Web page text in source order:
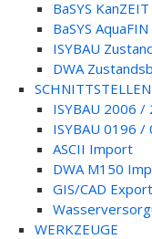
BaSYS KanZEIT
BaSYS AquaFIN
ISYBAU
DWA
SCHNITTSTELLEN
ISYBAU 2006
ISYBAU 0196
ASCII Import
DWA M150
GIS/CAD Export
WERKZEUGE